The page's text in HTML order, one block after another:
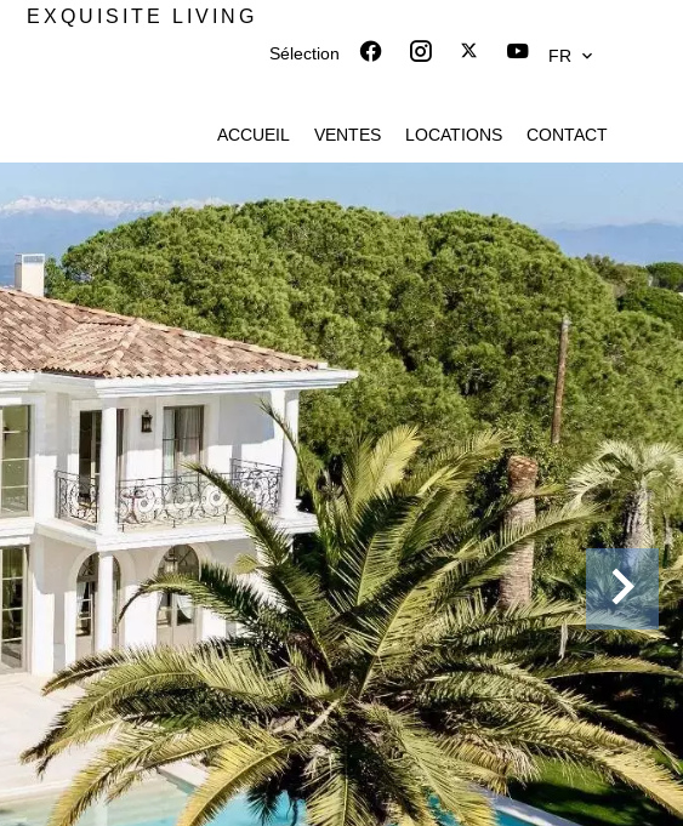
EXQUISITE LIVING
Sélection FR
ACCUEIL VENTES LOCATIONS CONTACT